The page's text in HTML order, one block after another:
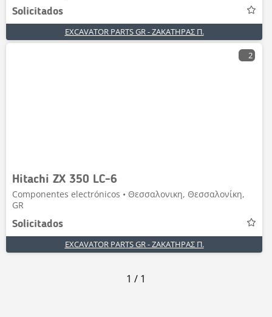
Solicitados
EXCAVATOR PARTS GR - ΖΑΚΑΤΗΡΑΣ Π.
2
Hitachi ZX 350 LC-6
Componentes electrónicos • Θεσσαλονικη, Θεσσαλονίκη,
GR
Solicitados
EXCAVATOR PARTS GR - ΖΑΚΑΤΗΡΑΣ Π.
1 / 1